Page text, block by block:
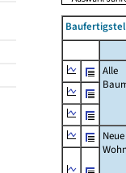
Alle
Neue